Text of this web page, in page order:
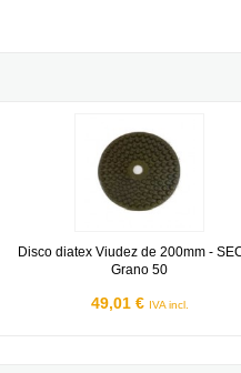
Disco diatex Viudez de 200mm -
Grano 50
49,01 € IVA incl.
Disco diatex Viudez de 200mm -